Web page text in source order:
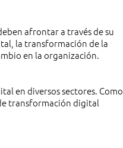
afrontar a través de su
la transformación de la
en la organización.
en diversos sectores. Como
transformación digital